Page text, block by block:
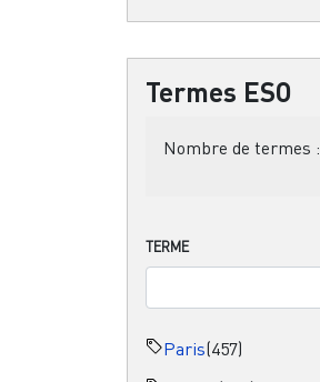
Termes ESO
Nombre de termes :
TERME
Paris(457)